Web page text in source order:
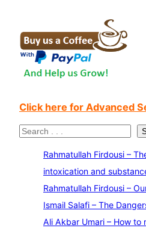
Click here for Advanced
S
Rahmatullah Firdousi –
intoxication and
Rahmatullah Firdousi –
Ismail Salafi – The
Ali Akbar Umari – How to